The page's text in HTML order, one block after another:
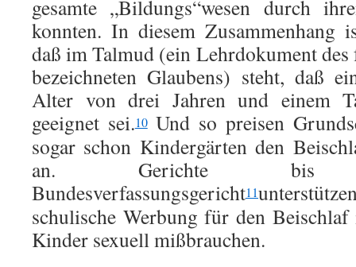
gesamte „Bildungs“wesen durch
konnten. In diesem Zusammenhang
daß im Talmud (ein Lehrdokument
bezeichneten Glaubens) steht, daß
Alter von drei Jahren und einem
geeignet sei.10Und so preisen
sogar schon Kindergärten den
an. Gerichte
Bundesverfassungsgericht11
schulische Werbung für den
Kinder sexuell mißbrauchen.